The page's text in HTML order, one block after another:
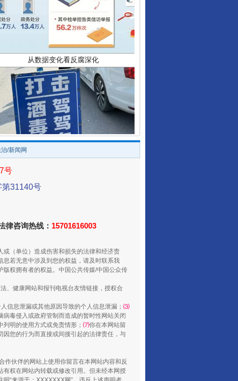
国发起首例对外贸易国家安全..
通报西安赛格商场坠亡事件
高检抗诉的疑难复杂刑事案件
致5死1伤，四川省安委会挂..
从数据变化看反腐深化
酒驾未被当场查获能处罚吗
“后车司机肯定在骂我”
/新闻网
号
第31140号
律咨询热线： 15701616003
（单位）造成伤害和损失的法律和经济责
若无意中涉及到您的权益，请及时联系我
权拥有者的权益。中国公共传媒/中国公众传
、健康网站和报刊电视台友情链接，授权合
信息泄漏或其他原因导致的个人信息泄漏； ⑶
病毒侵入或政府管制而造成的暂时性网站关闭
明的使用方式或免责情形； ⑺你在本网站留
您的行为而直接或间接引起的法律责任，与
作伙伴的网站上使用你留言在本网站内容和反
权在网站内转载或修改引用。但未经本网授